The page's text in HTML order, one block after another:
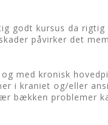
godt kursus da rigtig
påvirker det
med kronisk
i kraniet og/eller
bækken problemer